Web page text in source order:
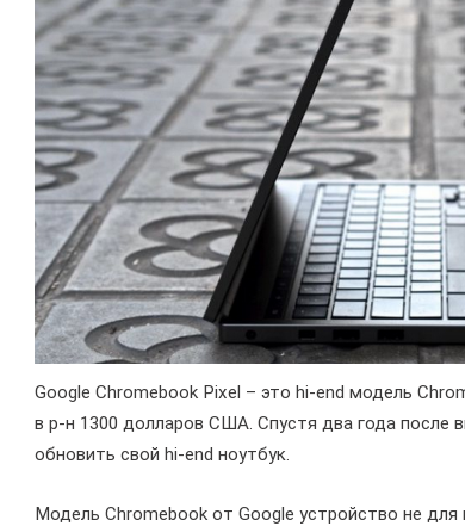
Google Chromebook Pixel – это hi-end модель
в р-н 1300 долларов США. Спустя два года после
обновить свой hi-end ноутбук.
Модель Chromebook от Google устройство не